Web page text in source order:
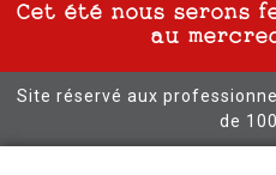
Cet été nous serons
au
Site réservé aux
de